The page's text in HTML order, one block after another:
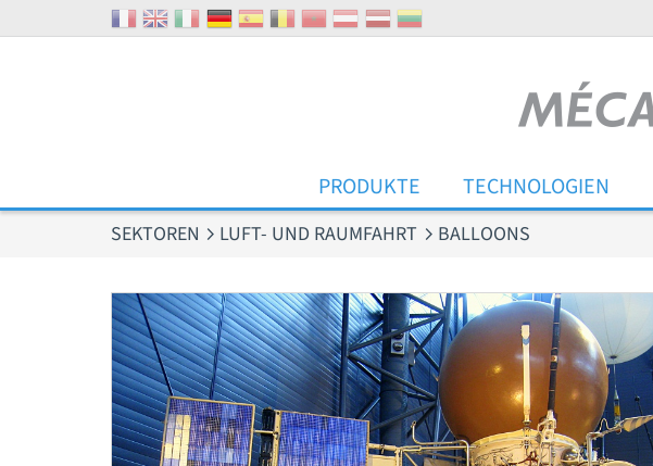
PRODUKTE TECHNOLOGIEN
SEKTOREN LUFT- UND RAUMFAHRT BALLOONS
Cookie-Einstellungen